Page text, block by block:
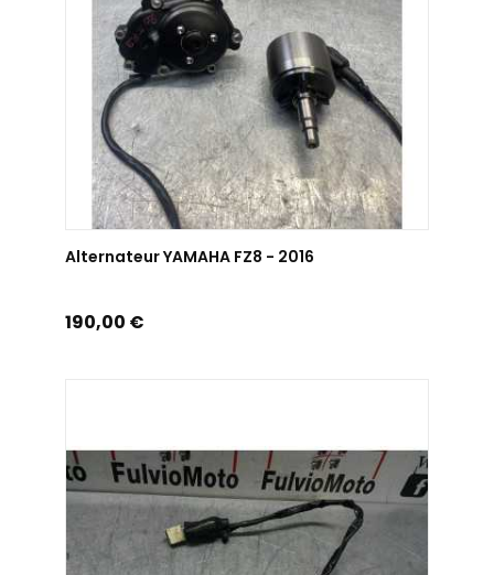
AJOUTER AU PANIER
Alternateur YAMAHA FZ8 - 2016
Prix
190,00 €